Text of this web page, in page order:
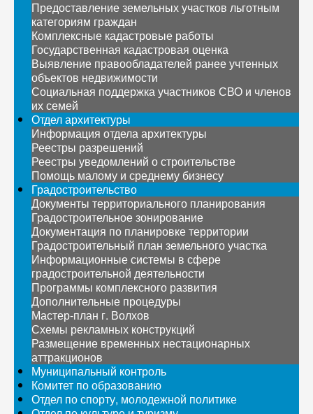
Предоставление земельных участков льготным
категориям граждан
Комплексные кадастровые работы
Государственная кадастровая оценка
Выявление правообладателей ранее учтенных
объектов недвижимости
Социальная поддержка участников СВО и членов
их семей
Отдел архитектуры
Информация отдела архитектуры
Реестры разрешений
Реестры уведомлений о строительстве
Помощь малому и среднему бизнесу
Градостроительство
Документы территориального планирования
Градостроительное зонирование
Документация по планировке территории
Градостроительный план земельного участка
Информационные системы в сфере
градостроительной деятельности
Программы комплексного развития
Дополнительные процедуры
Мастер-план г. Волхов
Схемы рекламных конструкций
Размещение временных нестационарных
аттракционов
Муниципальный контроль
Комитет по образованию
Отдел по спорту, молодежной политике